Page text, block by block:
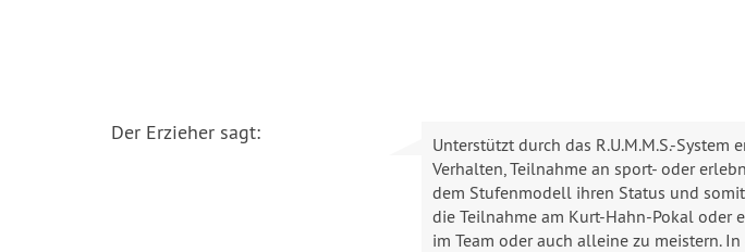
Der Erzieher sagt:
Unterstützt durch das R.U.M.M.S.-
Verhalten, Teilnahme an sport- oder
dem Stufenmodell ihren Status und
die Teilnahme am Kurt-Hahn-Pokal oder
im Team oder auch alleine zu meistern.